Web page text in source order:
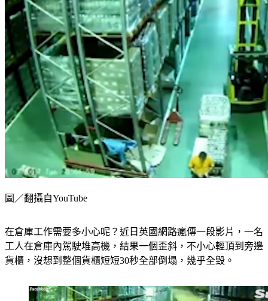
在倉庫工作需要多小心呢？近日英國網路瘋傳一段影片，一名
工人在倉庫內駕駛堆高機，結果一個歪斜，不小心輕頂到旁邊